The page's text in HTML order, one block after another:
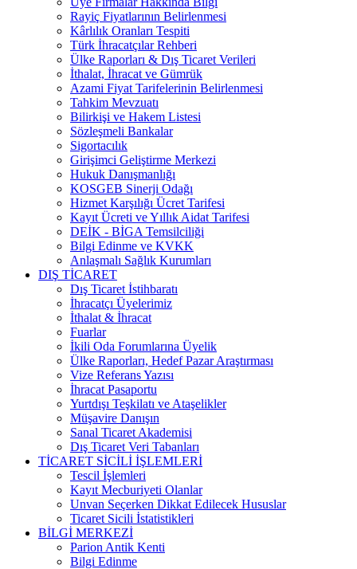
Rayiç Fiyatlarının Belirlenmesi
Kârlılık Oranları Tespiti
Türk İhracatçılar Rehberi
Ülke Raporları & Dış Ticaret Verileri
İthalat, İhracat ve Gümrük
Azami Fiyat Tarifelerinin Belirlenmesi
Tahkim Mevzuatı
Bilirkişi ve Hakem Listesi
Sözleşmeli Bankalar
Sigortacılık
Girişimci Geliştirme Merkezi
Hukuk Danışmanlığı
KOSGEB Sinerji Odağı
Hizmet Karşılığı Ücret Tarifesi
Kayıt Ücreti ve Yıllık Aidat Tarifesi
DEİK - BİGA Temsilciliği
Bilgi Edinme ve KVKK
Anlaşmalı Sağlık Kurumları
DIŞ TİCARET
Dış Ticaret İstihbaratı
İhracatçı Üyelerimiz
İthalat & İhracat
Fuarlar
İkili Oda Forumlarına Üyelik
Ülke Raporları, Hedef Pazar Araştırması
Vize Referans Yazısı
İhracat Pasaportu
Yurtdışı Teşkilatı ve Ataşelikler
Müşavire Danışın
Sanal Ticaret Akademisi
Dış Ticaret Veri Tabanları
TİCARET SİCİLİ İŞLEMLERİ
Tescil İşlemleri
Kayıt Mecburiyeti Olanlar
Unvan Seçerken Dikkat Edilecek Hususlar
Ticaret Sicili İstatistikleri
BİLGİ MERKEZİ
Parion Antik Kenti
Bilgi Edinme